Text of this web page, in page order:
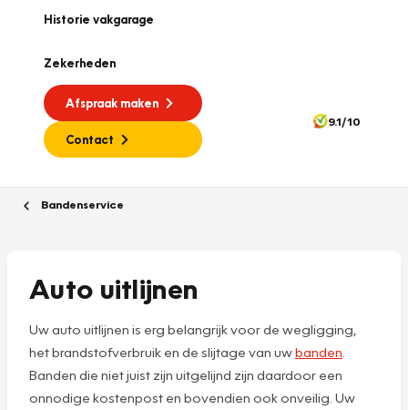
Historie vakgarage
Zekerheden
Afspraak maken
Contact
9.1/10
Bandenservice
Auto uitlijnen
Uw auto uitlijnen is erg belangrijk voor de wegligging,
het brandstofverbruik en de slijtage van uwbanden
Banden die niet juist zijn uitgelijnd zijn daardoor een
onnodige kostenpost en bovendien ook onveilig. Uw